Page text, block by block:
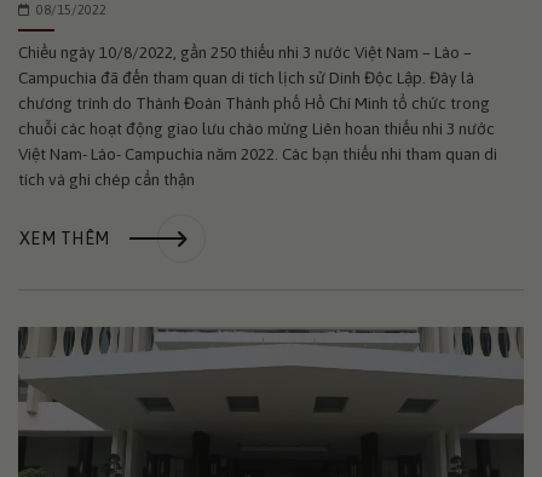
08/15/2022
Chiều ngày 10/8/2022, gần 250 thiếu nhi 3 nước Việt Nam – Lào –
Campuchia đã đến tham quan di tích lịch sử Dinh Độc Lập. Đây là
chương trình do Thành Đoàn Thành phố Hồ Chí Minh tổ chức trong
chuỗi các hoạt động giao lưu chào mừng Liên hoan thiếu nhi 3 nước
Việt Nam- Lào- Campuchia năm 2022. Các bạn thiếu nhi tham quan di
tích và ghi chép cẩn thận
XEM THÊM